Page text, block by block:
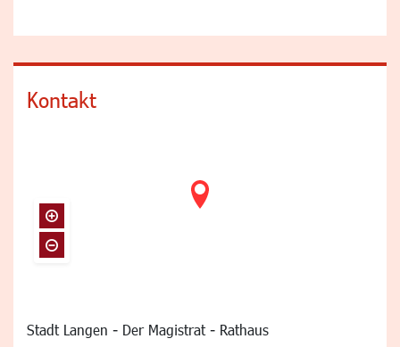
Kontakt
Stadt Langen - Der Magistrat - Rathaus